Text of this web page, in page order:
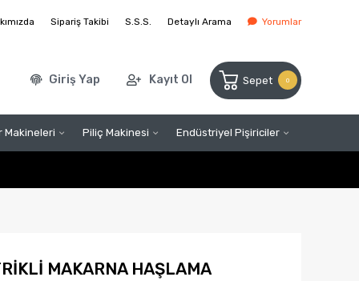
Sipariş Takibi S.S.S. Detaylı Arama Yorumlar
Giriş Yap Kayıt Ol Sepet 0
Makineleri Piliç Makinesi Endüstriyel Pişiriciler
MAKARNA HAŞLAMA